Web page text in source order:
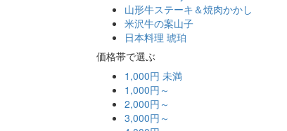
山形牛ステーキ＆焼肉かかし
米沢牛の案山子
日本料理 琥珀
価格帯で選ぶ
1,000円 未満
1,000円～
2,000円～
3,000円～